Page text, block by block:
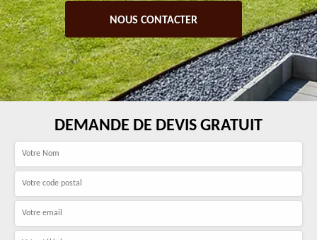
NOUS CONTACTER
DEMANDE DE DEVIS GRATUIT